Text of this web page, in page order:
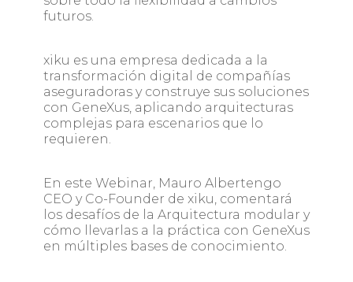
futuros.
xiku es una empresa dedicada a la
transformación digital de compañías
aseguradoras y construye sus soluciones
con GeneXus, aplicando arquitecturas
complejas para escenarios que lo
requieren.
En este Webinar, Mauro Albertengo
CEO y Co-Founder de xiku, comentará
los desafíos de la Arquitectura modular y
cómo llevarlas a la práctica con GeneXus
en múltiples bases de conocimiento.